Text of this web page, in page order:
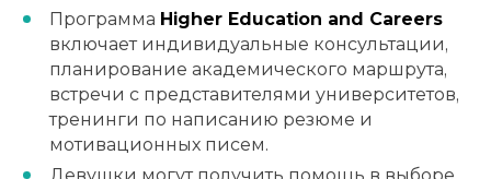
Программа Higher Education and Careers
включает индивидуальные консультации,
планирование академического маршрута,
встречи с представителями университетов,
тренинги по написанию резюме и
мотивационных писем.